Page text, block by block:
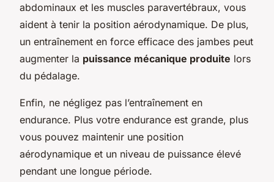
abdominaux et les muscles paravertébraux, vous
aident à tenir la position aérodynamique. De plus,
un entraînement en force efficace des jambes peut
augmenter la puissance mécanique produite lors
du pédalage.
Enfin, ne négligez pas l’entraînement en
endurance. Plus votre endurance est grande, plus
vous pouvez maintenir une position
aérodynamique et un niveau de puissance élevé
pendant une longue période.